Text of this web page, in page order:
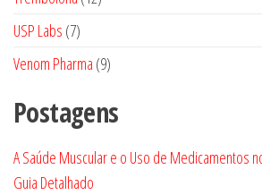
USP Labs 77
produtos
Venom Pharma 99
Postagens
A Saúde Muscular e o Uso de Medicamentos
Guia Detalhado